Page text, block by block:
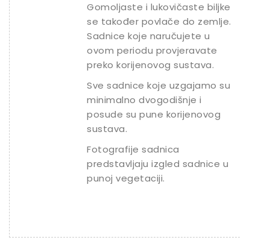
Gomoljaste i lukovičaste biljke
se također povlače do zemlje.
Sadnice koje naručujete u
ovom periodu provjeravate
preko korijenovog sustava.
Sve sadnice koje uzgajamo su
minimalno dvogodišnje i
posude su pune korijenovog
sustava.
Fotografije sadnica
predstavljaju izgled sadnice u
punoj vegetaciji.